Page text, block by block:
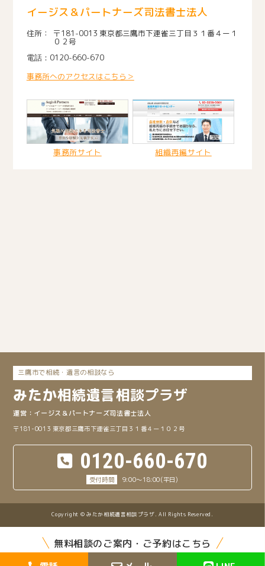
イージス＆パートナーズ司法書士法人
〒181-0013 東京都三鷹市下連雀三丁目３１番４ー１
０２号
0120-660-670
事務所へのアクセスはこちら＞
事務所サイト 組織再編サイト
三鷹市で相続・遺言の相談なら
みたか相続遺言相談プラザ
イージス＆パートナーズ司法書士法人
〒181-0013 東京都三鷹市下連雀三丁目３１番４ー１０２号
0120-660-670
9:00～18:00(平日)
Copyright © みたか相続遺言相談プラザ. All Rights Reserved.
無料相談のご案内・ご予約はこちら